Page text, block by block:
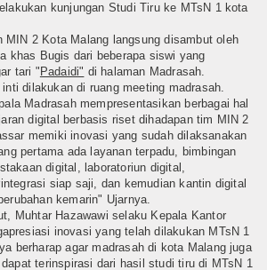
Publik
kunjungan Studi Tiru ke MTsN 1 kota
MIN 2 Kota Malang langsung disambut oleh
khas Bugis dari beberapa siswi yang
tari " Padaidi" di halaman Madrasah.
dilakukan di ruang meeting madrasah.
Madrasah mempresentasikan berbagai hal
digital berbasis riset dihadapan tim MIN 2
memiki inovasi yang sudah dilaksanakan
pertama ada layanan terpadu, bimbingan
digital, laboratoriun digital,
siap saji, dan kemudian kantin digital
kemarin" Ujarnya.
Muhtar Hazawawi selaku Kepala Kantor
inovasi yang telah dilakukan MTsN 1
berharap agar madrasah di kota Malang juga
terinspirasi dari hasil studi tiru di MTsN 1